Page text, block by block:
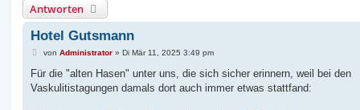
Antworten
Hotel Gutsmann
B
i
r
von Administrator» Di Mär 11, 2025 3:49 pm
Für die "alten Hasen" unter uns, die sich sicher erinnern, weil bei den
Vaskulitistagungen damals dort auch immer etwas stattfand: